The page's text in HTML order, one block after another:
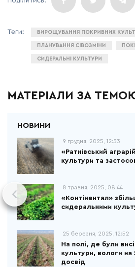
ВИРОЩУВАННЯ ПОКРИВНИХ
ПЛАНУВАННЯ СІВОЗМІНИ
СИДЕРАЛЬНІ КУЛЬТУРИ
МАТЕРІАЛИ ЗА
9 грудня, 2025, 12:53
«Ратнівський
культури та
8 травня, 2025, 08:44
«Контінентал»
сидеральними
25 березня, 2025, 12:52
На полі, де були
культури, вологи
досвід